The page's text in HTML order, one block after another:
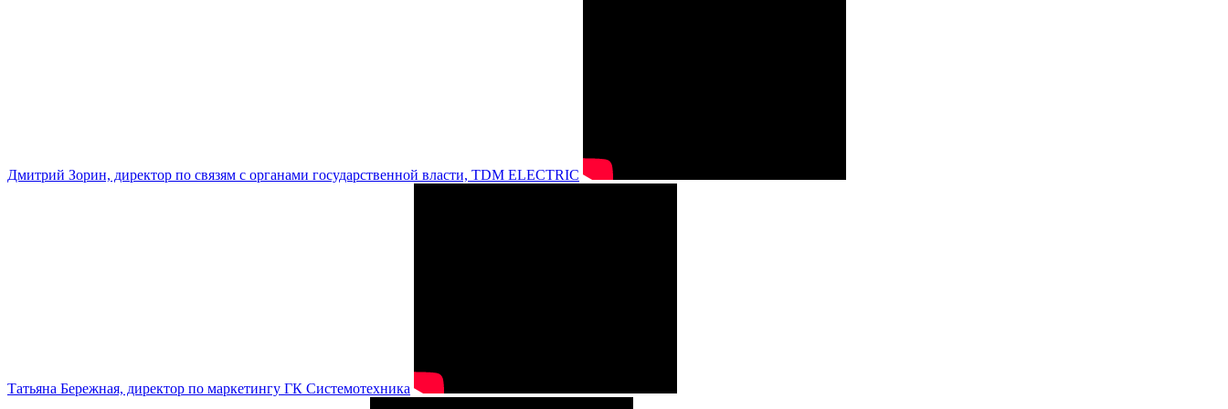
Дмитрий Зорин, директор по связям с органами государственной власти, TDM ELECTRIC
Татьяна Бережная, директор по маркетингу ГК Системотехника